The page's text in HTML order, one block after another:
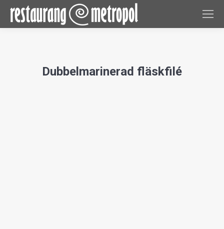
Dubbelmarinerad fläskfilé